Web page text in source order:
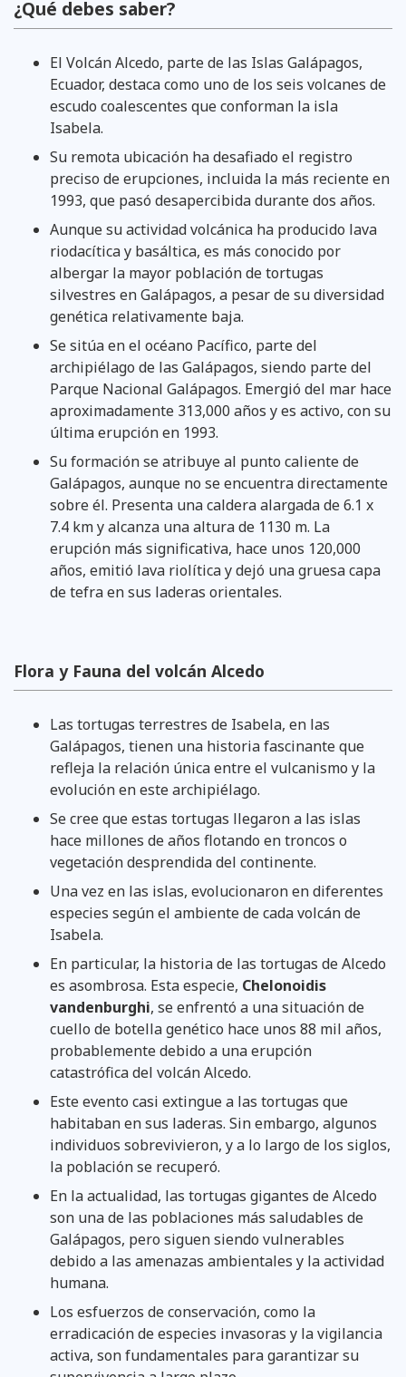
¿Qué debes saber?
El Volcán Alcedo, parte de las Islas Galápagos,
Ecuador, destaca como uno de los seis volcanes de
escudo coalescentes que conforman la isla
Isabela.
Su remota ubicación ha desafiado el registro
preciso de erupciones, incluida la más reciente en
1993, que pasó desapercibida durante dos años.
Aunque su actividad volcánica ha producido lava
riodacítica y basáltica, es más conocido por
albergar la mayor población de tortugas
silvestres en Galápagos, a pesar de su diversidad
genética relativamente baja.
Se sitúa en el océano Pacífico, parte del
archipiélago de las Galápagos, siendo parte del
Parque Nacional Galápagos. Emergió del mar hace
aproximadamente 313,000 años y es activo, con su
última erupción en 1993.
Su formación se atribuye al punto caliente de
Galápagos, aunque no se encuentra directamente
sobre él. Presenta una caldera alargada de 6.1 x
7.4 km y alcanza una altura de 1130 m. La
erupción más significativa, hace unos 120,000
años, emitió lava riolítica y dejó una gruesa capa
de tefra en sus laderas orientales.
Flora y Fauna del volcán Alcedo
Las tortugas terrestres de Isabela, en las
Galápagos, tienen una historia fascinante que
refleja la relación única entre el vulcanismo y la
evolución en este archipiélago.
Se cree que estas tortugas llegaron a las islas
hace millones de años flotando en troncos o
vegetación desprendida del continente.
Una vez en las islas, evolucionaron en diferentes
especies según el ambiente de cada volcán de
Isabela.
En particular, la historia de las tortugas de Alcedo
es asombrosa. Esta especie, Chelonoidis
vandenburghi, se enfrentó a una situación de
cuello de botella genético hace unos 88 mil años,
probablemente debido a una erupción
catastrófica del volcán Alcedo.
Este evento casi extingue a las tortugas que
habitaban en sus laderas. Sin embargo, algunos
individuos sobrevivieron, y a lo largo de los siglos,
la población se recuperó.
En la actualidad, las tortugas gigantes de Alcedo
son una de las poblaciones más saludables de
Galápagos, pero siguen siendo vulnerables
debido a las amenazas ambientales y la actividad
humana.
Los esfuerzos de conservación, como la
erradicación de especies invasoras y la vigilancia
activa, son fundamentales para garantizar su